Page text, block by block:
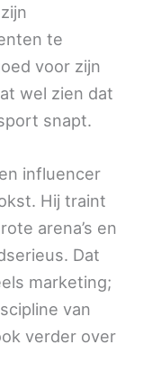
te
voor zijn
wel zien dat
snapt.
influencer
Hij traint
arena’s en
Dat
marketing;
van
verder over